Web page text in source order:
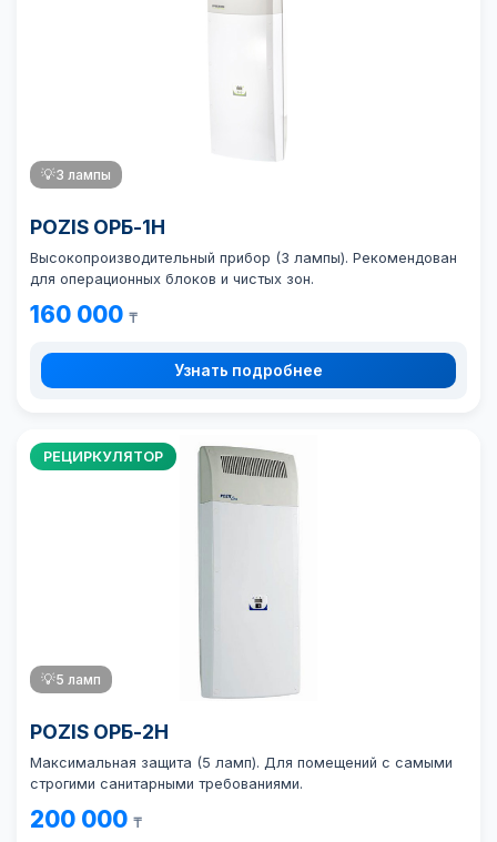
💡3 лампы
POZIS ОРБ-1Н
Высокопроизводительный прибор (3 лампы). Рекомендован
для операционных блоков и чистых зон.
160 000 ₸
Узнать подробнее
РЕЦИРКУЛЯТОР
💡5 ламп
POZIS ОРБ-2Н
Максимальная защита (5 ламп). Для помещений с самыми
строгими санитарными требованиями.
200 000 ₸